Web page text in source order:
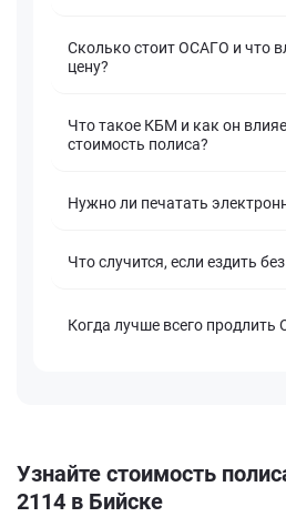
Сколько стоит ОСАГО и что
цену?
Что такое КБМ и как он
стоимость полиса?
Нужно ли печатать
Что случится, если ездить
Когда лучше всего продлить
Узнайте стоимость
2114 в Бийске